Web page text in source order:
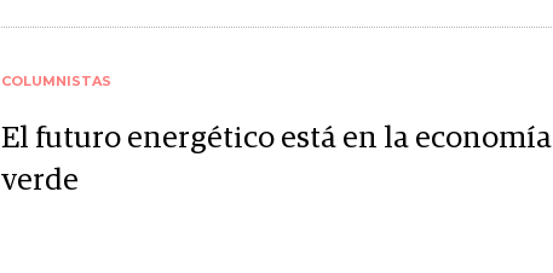
COLUMNISTAS
El futuro energético está en la economía
verde